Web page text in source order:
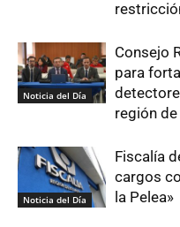
Noticia del Día
Consejo
para
región
Noticia del Día
Fiscalía
cargos
la Pelea»